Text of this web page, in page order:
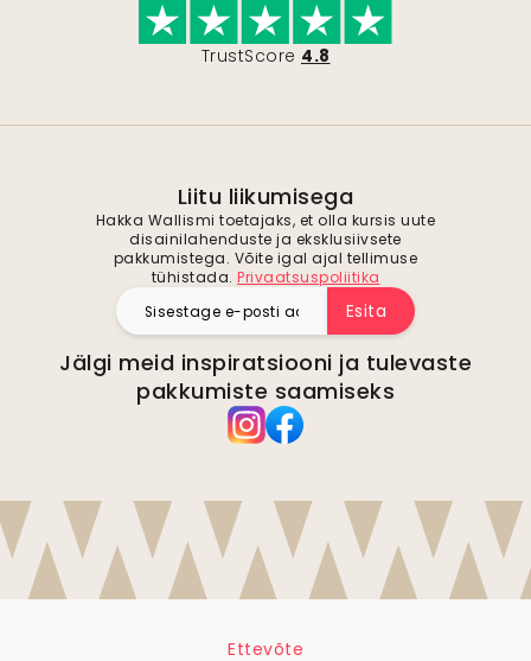
TrustScore 4.8
Liitu liikumisega
Hakka Wallismi toetajaks, et olla kursis uute
disainilahenduste ja eksklusiivsete
pakkumistega. Võite igal ajal tellimuse
tühistada. Privaatsuspoliitika
Esita
Jälgi meid inspiratsiooni ja tulevaste
pakkumiste saamiseks
Ettevõte